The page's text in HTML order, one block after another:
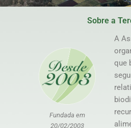
Sobre a
Fundada em
20/02/2003
A
que